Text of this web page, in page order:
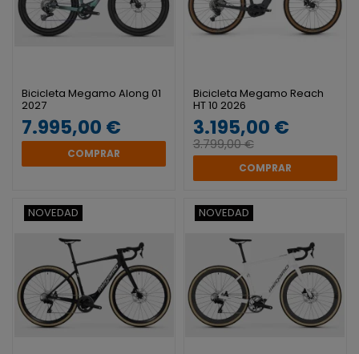
Bicicleta Megamo Along 01
2027
7.995,00 €
COMPRAR
Bicicleta Megamo Reach
HT 10 2026
3.195,00 €
3.799,00 €
COMPRAR
NOVEDAD NOVEDAD